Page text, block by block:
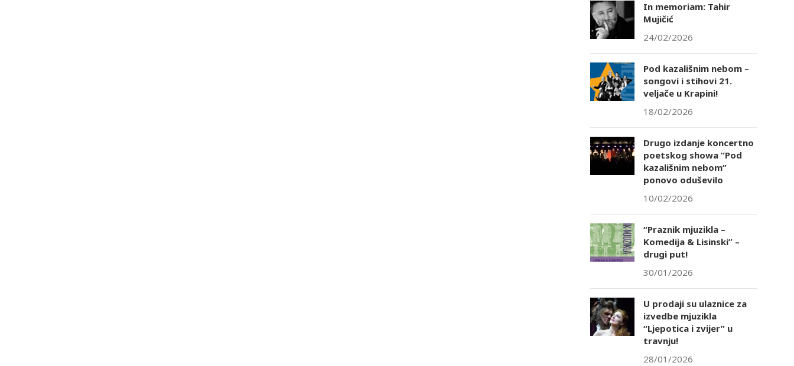
In memoriam: Tahir
Mujičić
24/02/2026
Pod kazališnim nebom –
songovi i stihovi 21.
veljače u Krapini!
18/02/2026
Drugo izdanje koncertno
poetskog showa “Pod
kazališnim nebom”
ponovo oduševilo
10/02/2026
“Praznik mjuzikla –
Komedija & Lisinski” –
drugi put!
30/01/2026
U prodaji su ulaznice za
izvedbe mjuzikla
“Ljepotica i zvijer” u
travnju!
28/01/2026